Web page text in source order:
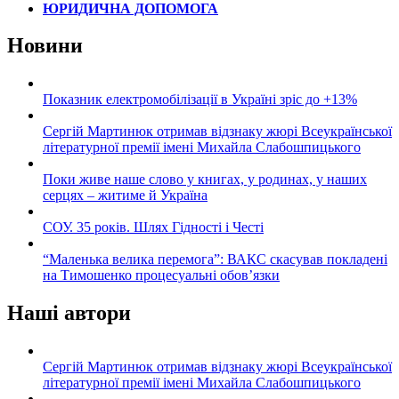
ЮРИДИЧНА ДОПОМОГА
Новини
Показник електромобілізації в Україні зріс до +13%
Сергій Мартинюк отримав відзнаку жюрі Всеукраїнської
літературної премії імені Михайла Слабошпицького
Поки живе наше слово у книгах, у родинах, у наших
серцях – житиме й Україна
СОУ. 35 років. Шлях Гідності і Честі
“Маленька велика перемога”: ВАКС скасував покладені
на Тимошенко процесуальні обов’язки
Наші автори
Сергій Мартинюк отримав відзнаку жюрі Всеукраїнської
літературної премії імені Михайла Слабошпицького